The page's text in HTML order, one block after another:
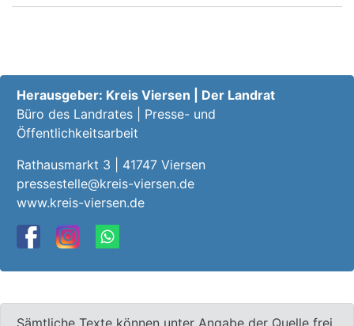
Herausgeber: Kreis Viersen | Der Landrat
Büro des Landrates | Presse- und
Öffentlichkeitsarbeit
Rathausmarkt 3 | 41747 Viersen
pressestelle@kreis-viersen.de
www.kreis-viersen.de
Sämtliche Texte können unter Angabe der Quelle frei